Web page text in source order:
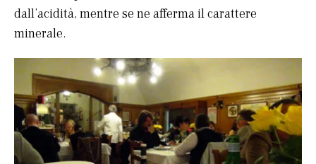
dall’acidità, mentre se ne afferma il carattere
minerale.